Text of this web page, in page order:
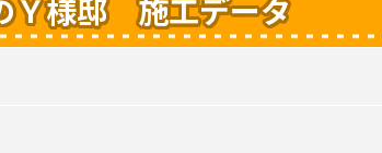
Ｙ様邸 施工データ